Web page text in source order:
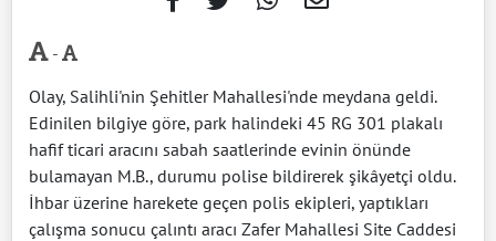
-
Olay, Salihli'nin Şehitler Mahallesi'nde meydana geldi.
Edinilen bilgiye göre, park halindeki 45 RG 301 plakalı
hafif ticari aracını sabah saatlerinde evinin önünde
bulamayan M.B., durumu polise bildirerek şikâyetçi oldu.
İhbar üzerine harekete geçen polis ekipleri, yaptıkları
çalışma sonucu çalıntı aracı Zafer Mahallesi Site Caddesi